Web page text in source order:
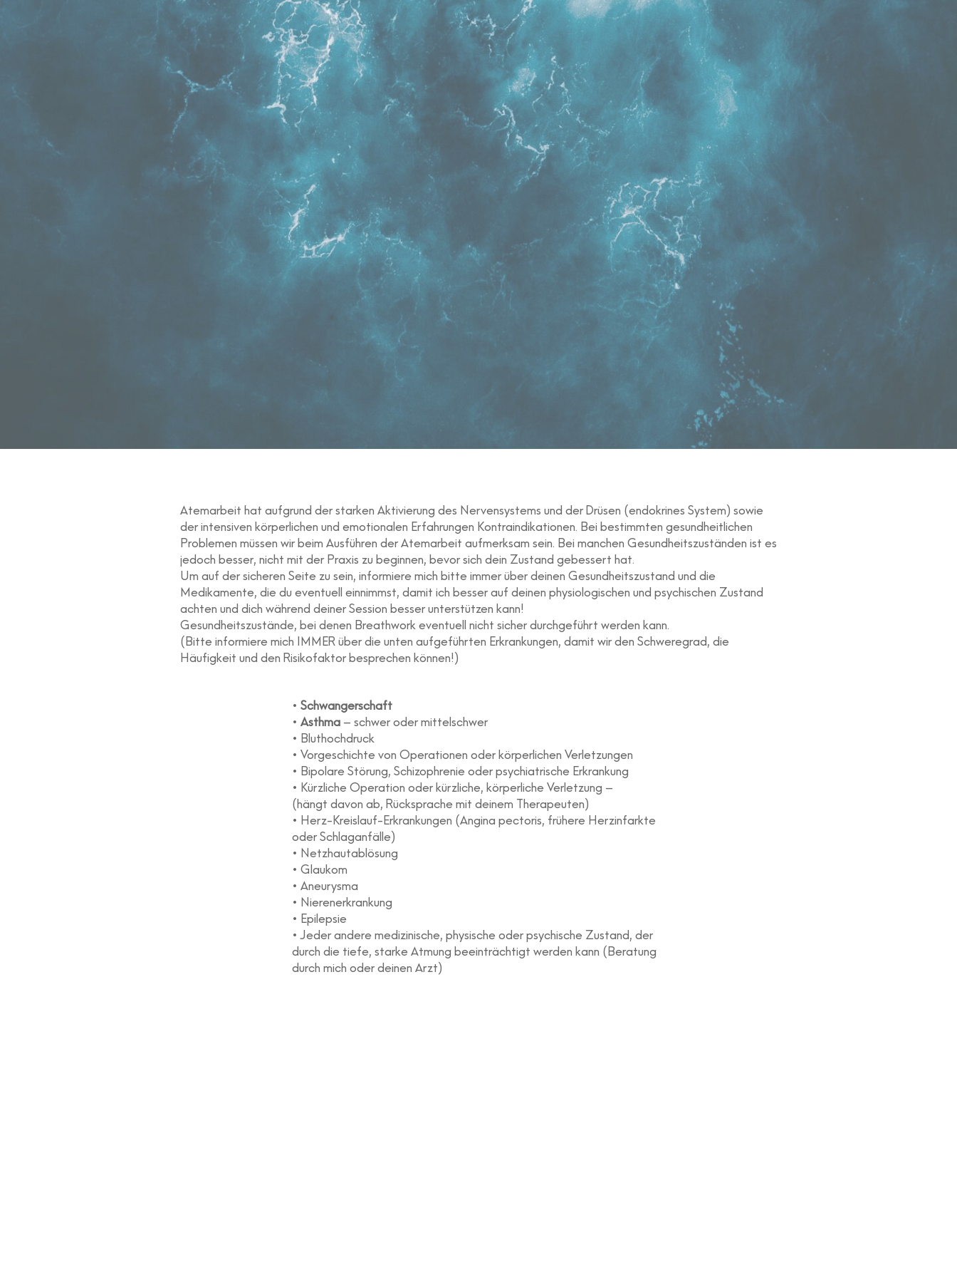
Atemarbeit hat aufgrund der starken Aktivierung des Nervensystems und der Drüsen (endokrines System) sowie
der intensiven körperlichen und emotionalen Erfahrungen Kontraindikationen. Bei bestimmten gesundheitlichen
Problemen müssen wir beim Ausführen der Atemarbeit aufmerksam sein. Bei manchen Gesundheitszuständen ist es
jedoch besser, nicht mit der Praxis zu beginnen, bevor sich dein Zustand gebessert hat.
Um auf der sicheren Seite zu sein, informiere mich bitte immer über deinen Gesundheitszustand und die
Medikamente, die du eventuell einnimmst, damit ich besser auf deinen physiologischen und psychischen Zustand
achten und dich während deiner Session besser unterstützen kann!
Gesundheitszustände, bei denen Breathwork eventuell nicht sicher durchgeführt werden kann.
(Bitte informiere mich IMMER über die unten aufgeführten Erkrankungen, damit wir den Schweregrad, die
Häufigkeit und den Risikofaktor besprechen können!)
• Schwangerschaft
• Asthma– schwer oder mittelschwer
• Bluthochdruck
• Vorgeschichte von Operationen oder körperlichen Verletzungen
• Bipolare Störung, Schizophrenie oder psychiatrische Erkrankung
• Kürzliche Operation oder kürzliche, körperliche Verletzung –
(hängt davon ab, Rücksprache mit deinem Therapeuten)
• Herz-Kreislauf-Erkrankungen (Angina pectoris, frühere Herzinfarkte
oder Schlaganfälle)
• Netzhautablösung
• Glaukom
• Aneurysma
• Nierenerkrankung
• Epilepsie
• Jeder andere medizinische, physische oder psychische Zustand, der
durch die tiefe, starke Atmung beeinträchtigt werden kann (Beratung
durch mich oder deinen Arzt)